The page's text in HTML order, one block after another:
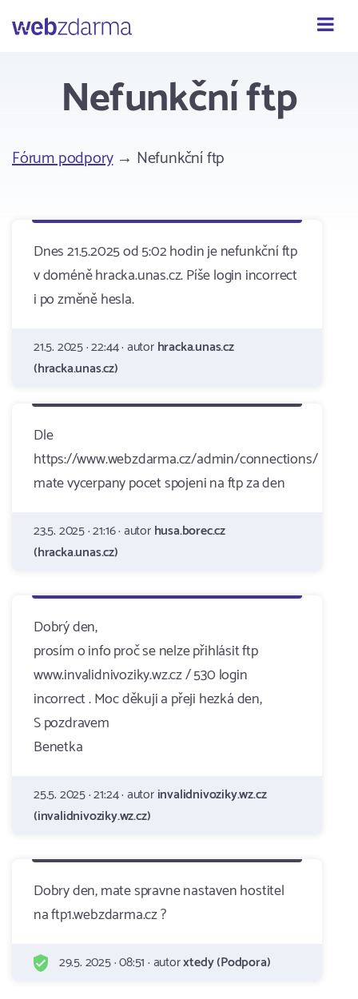
Webzdarma
Nefunkční ftp
Fórum podpory→ Nefunkční ftp
Dnes 21.5.2025 od 5:02 hodin je nefunkční ftp
v doméně hracka.unas.cz. Píše login incorrect
i po změně hesla.
21.5. 2025 · 22:44 · autorhracka.unas.cz
(hracka.unas.cz)
Dle
https://www.webzdarma.cz/admin/connections/
mate vycerpany pocet spojeni na ftp za den
23.5. 2025 · 21:16 · autorhusa.borec.cz
(hracka.unas.cz)
Dobrý den,
prosím o info proč se nelze přihlásit ftp
www.invalidnivoziky.wz.cz / 530 login
incorrect . Moc děkuji a přeji hezká den,
S pozdravem
Benetka
25.5. 2025 · 21:24 · autorinvalidnivoziky.wz.cz
(invalidnivoziky.wz.cz)
Dobry den, mate spravne nastaven hostitel
na ftp1.webzdarma.cz ?
29.5. 2025 · 08:51 · autorxtedy (Podpora)